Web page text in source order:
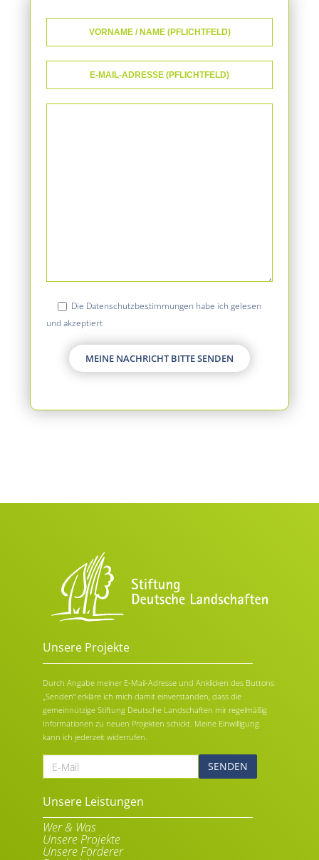
Die Datenschutzbestimmungen habe ich gelesen
und akzeptiert
Unsere Projekte
Durch Angabe meiner E-Mail-Adresse und Anklicken des Buttons
„Senden“ erkläre ich mich damit einverstanden, dass die
gemeinnützige Stiftung Deutsche Landschaften mir regelmäßig
Informationen zu neuen Projekten schickt. Meine Einwilligung
kann ich jederzeit widerrufen.
E-
Mail
Alternative:
Unsere Leistungen
Wer & Was
Unsere Projekte
Unsere Förderer